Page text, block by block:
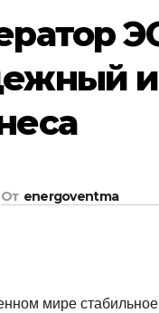
От energoventma
мире